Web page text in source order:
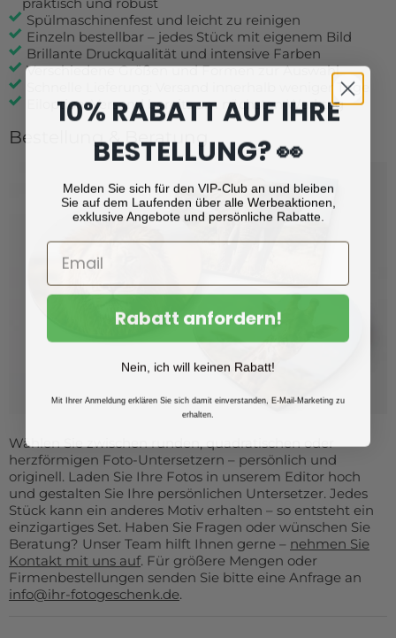
praktisch und robust
Spülmaschinenfest und leicht zu reinigen
Einzeln bestellbar – jedes Stück mit eigenem Bild
Brillante Druckqualität und intensive Farben
Verschiedene Größen und Formen zur Auswahl
Schnelle Lieferung: Versand innerhalb weniger Tage
Eiloption: Versand bereits am nächsten Werktag
Bestellung & Beratung
Wählen Sie zwischen runden, quadratischen oder
herzförmigen Foto-Untersetzern – persönlich und
originell. Laden Sie Ihre Fotos in unserem Editor hoch
und gestalten Sie Ihre persönlichen Untersetzer. Jedes
Stück kann ein anderes Motiv erhalten – so entsteht ein
einzigartiges Set. Haben Sie Fragen oder wünschen Sie
Beratung? Unser Team hilft Ihnen gerne – nehmen Sie
Kontakt mit uns auf. Für größere Mengen oder
Firmenbestellungen senden Sie bitte eine Anfrage an
info@ihr-fotogeschenk.de.
10% RABATT AUF IHRE
BESTELLUNG? 👀
Melden Sie sich für den VIP-Club an und bleiben
Sie auf dem Laufenden über alle Werbeaktionen,
exklusive Angebote und persönliche Rabatte.
Rabatt anfordern!
Nein, ich will keinen Rabatt!
Mit Ihrer Anmeldung erklären Sie sich damit einverstanden, E-Mail-Marketing zu
erhalten.